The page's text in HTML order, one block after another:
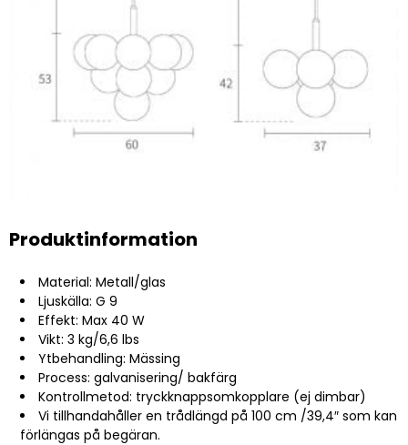
Produktinformation
Material: Metall/glas
Ljuskälla: G 9
Effekt: Max 40 W
Vikt: 3 kg/6,6 lbs
Ytbehandling: Mässing
Process: galvanisering/ bakfärg
Kontrollmetod: tryckknappsomkopplare (ej dimbar)
Vi tillhandahåller en trådlängd på 100 cm /39,4″ som kan
förlängas på begäran.